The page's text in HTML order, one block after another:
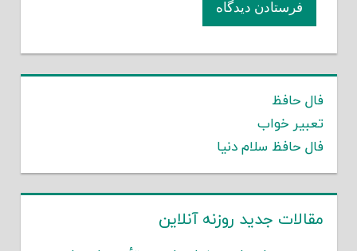
فال حافظ
تعبیر خواب
فال حافظ سلام دنیا
مقالات جدید روزنه آنلاین